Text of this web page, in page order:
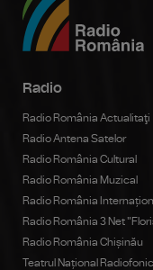
Radio
Radio România Actualitaţi
Radio Antena Satelor
Radio România Cultural
Radio România Muzical
Radio România
Radio România 3 Net
Radio România Chișinău
Teatrul Național Radiofonic